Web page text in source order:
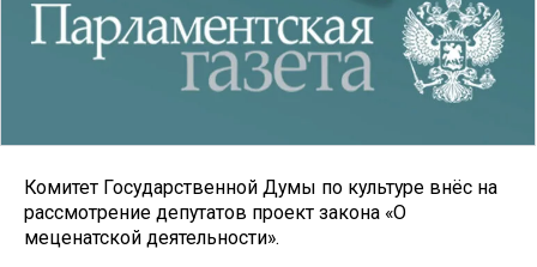
Комитет Государственной Думы по культуре внёс на
рассмотрение депутатов проект закона «О
меценатской деятельности».